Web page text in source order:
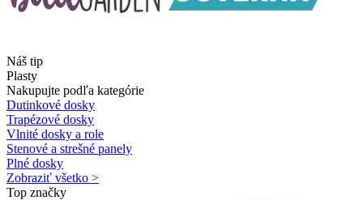
Náš tip
Plasty
Nakupujte podľa kategórie
Dutinkové dosky
Trapézové dosky
Vlnité dosky a role
Stenové a strešné panely
Plné dosky
Zobraziť všetko >
Top značky